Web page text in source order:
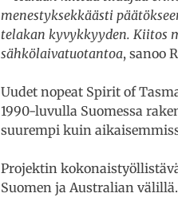
menestyksekkäästi
telakan kyvykkyyden. Kiitos
sähkölaivatuotantoa, sanoo
Uudet nopeat Spirit of
1990-luvulla Suomessa
suurempi kuin
Projektin
Suomen ja Australian välillä.